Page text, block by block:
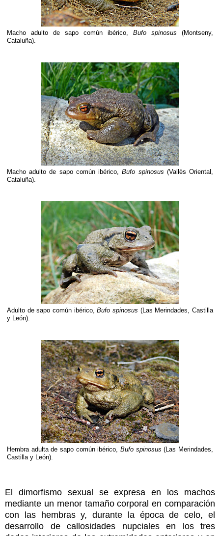
Macho adulto de sapo común ibérico, Bufo spinosus (Montseny,
Cataluña).
Macho adulto de sapo común ibérico,Bufo spinosus (Vallès Oriental,
Cataluña).
Adulto de sapo común ibérico,Bufo spinosus (Las Merindades, Castilla
y León).
Hembra adulta de sapo común ibérico, Bufo spinosus(Las Merindades,
Castilla y León).
El dimorfismo sexual se expresa en los machos
mediante un menor tamaño corporal en comparación
con las hembras y, durante la época de celo, el
desarrollo de callosidades nupciales en los tres